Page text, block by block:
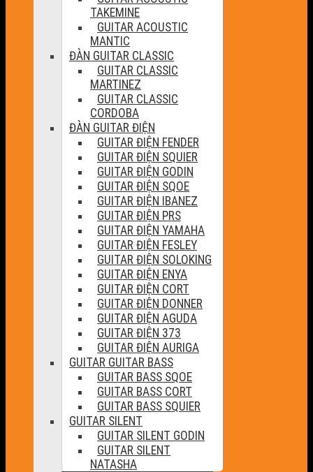
TAKEMINE
GUITAR ACOUSTIC
MANTIC
ĐÀN GUITAR CLASSIC
GUITAR CLASSIC
MARTINEZ
GUITAR CLASSIC
CORDOBA
ĐÀN GUITAR ĐIỆN
GUITAR ĐIỆN FENDER
GUITAR ĐIỆN SQUIER
GUITAR ĐIỆN GODIN
GUITAR ĐIỆN SQOE
GUITAR ĐIỆN IBANEZ
GUITAR ĐIỆN PRS
GUITAR ĐIỆN YAMAHA
GUITAR ĐIỆN FESLEY
GUITAR ĐIỆN SOLOKING
GUITAR ĐIỆN ENYA
GUITAR ĐIỆN CORT
GUITAR ĐIỆN DONNER
GUITAR ĐIỆN AGUDA
GUITAR ĐIỆN 373
GUITAR ĐIỆN AURIGA
GUITAR GUITAR BASS
GUITAR BASS SQOE
GUITAR BASS CORT
GUITAR BASS SQUIER
GUITAR SILENT
GUITAR SILENT GODIN
GUITAR SILENT
NATASHA